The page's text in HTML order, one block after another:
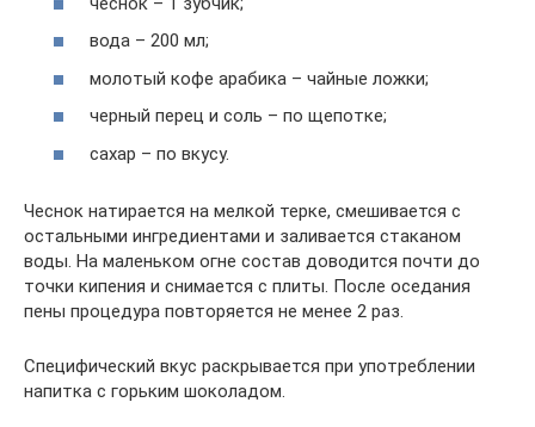
вода – 200 мл;
молотый кофе арабика – чайные ложки;
черный перец и соль – по щепотке;
сахар – по вкусу.
Чеснок натирается на мелкой терке, смешивается с
остальными ингредиентами и заливается стаканом
воды. На маленьком огне состав доводится почти до
точки кипения и снимается с плиты. После оседания
пены процедура повторяется не менее 2 раз.
Специфический вкус раскрывается при употреблении
напитка с горьким шоколадом.